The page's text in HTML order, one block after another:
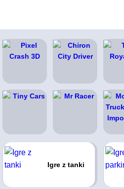
Igre z tanki